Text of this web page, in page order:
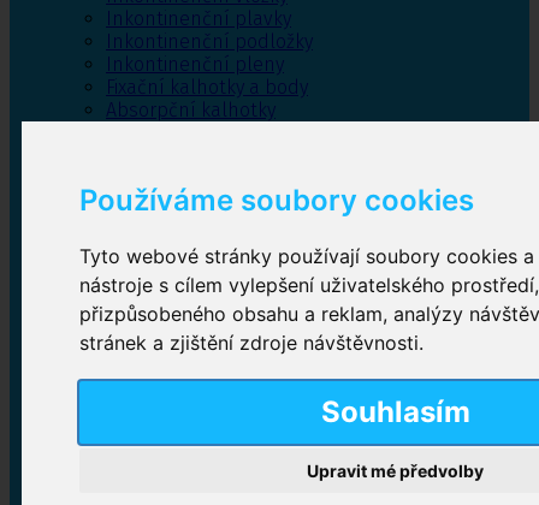
Používáme soubory cookies
Tyto webové stránky používají soubory cookies
nástroje s cílem vylepšení uživatelského
přizpůsobeného obsahu a reklam, analýzy
stránek a zjištění zdroje návštěvnosti.
Souhlasím
Upravit mé předvolby
Inkontinenční plavky
Inkontinenční podložky
Inkontinenční pleny
Fixační kalhotky a body
Absorpční kalhotky
Inkontinenční kalhotky
Plenkové kalhotky navlékací,Plenkové kalhotky
zalepovací,Inkontinenční kalhotky dámské
Inkontinenční vložky